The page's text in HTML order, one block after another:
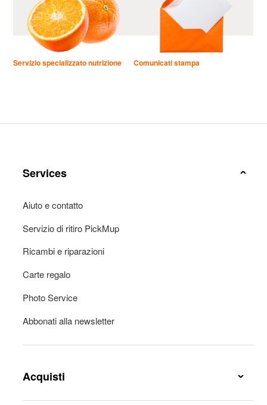
Servizio specializzato nutrizione Comunicati stampa
Services
Aiuto e contatto
Servizio di ritiro PickMup
Ricambi e riparazioni
Carte regalo
Photo Service
Abbonati alla newsletter
Acquisti
Conesgna e spese di consegna